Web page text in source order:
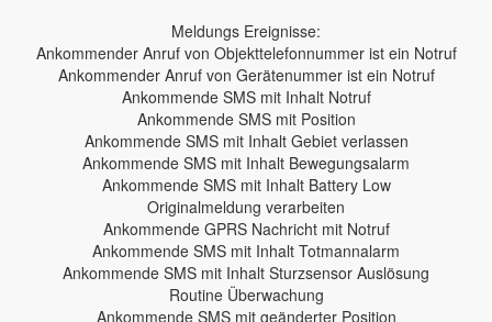
Meldungs Ereignisse:
Ankommender Anruf von Objekttelefonnummer ist ein Notruf
Ankommender Anruf von Gerätenummer ist ein Notruf
Ankommende SMS mit Inhalt Notruf
Ankommende SMS mit Position
Ankommende SMS mit Inhalt Gebiet verlassen
Ankommende SMS mit Inhalt Bewegungsalarm
Ankommende SMS mit Inhalt Battery Low
Originalmeldung verarbeiten
Ankommende GPRS Nachricht mit Notruf
Ankommende SMS mit Inhalt Totmannalarm
Ankommende SMS mit Inhalt Sturzsensor Auslösung
Routine Überwachung
Ankommende SMS mit geänderter Position